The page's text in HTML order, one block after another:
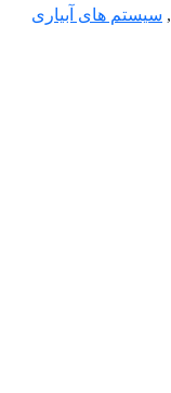
, سیستم های آبیاری